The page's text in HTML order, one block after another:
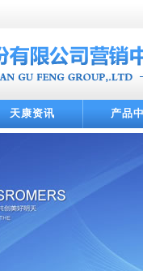
天康资讯 产品